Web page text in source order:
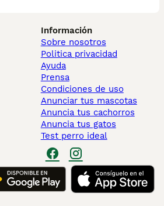
Información
Sobre nosotros
Politica privacidad
Ayuda
Prensa
Condiciones de uso
Anunciar tus mascotas
Anuncia tus cachorros
Anuncia tus gatos
Test perro ideal